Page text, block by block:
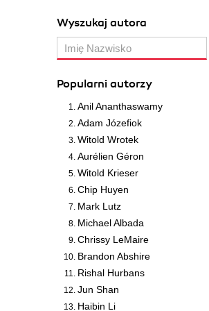
Wyszukaj autora
Popularni autorzy
Anil Ananthaswamy
Adam Józefiok
Witold Wrotek
Aurélien Géron
Witold Krieser
Chip Huyen
Mark Lutz
Michael Albada
Chrissy LeMaire
Brandon Abshire
Rishal Hurbans
Jun Shan
Haibin Li